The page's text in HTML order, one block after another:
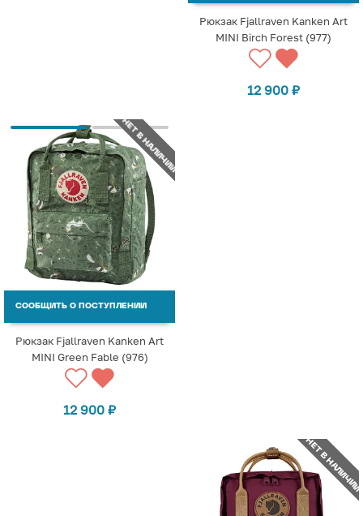
Рюкзак Fjallraven Kanken Art
MINI Birch Forest (977)
12 900 ₽
НЕТ В НАЛИЧИИ
СООБЩИТЬ О ПОСТУПЛЕНИИ
Рюкзак Fjallraven Kanken Art
MINI Green Fable (976)
12 900 ₽
НЕТ В НАЛИЧИИ